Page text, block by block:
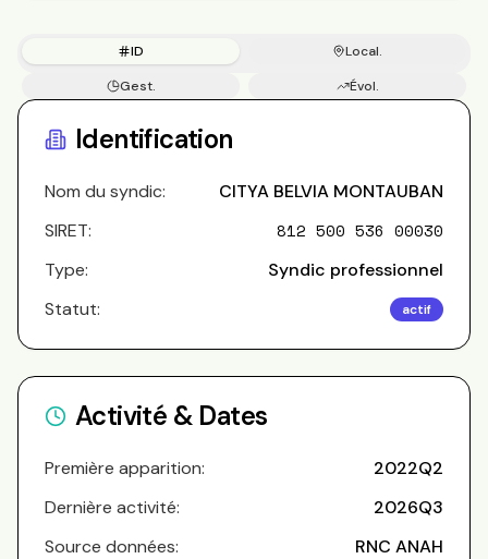
ID
Local.
Gest.
Évol.
Identification
Nom du syndic:
CITYA BELVIA MONTAUBAN
SIRET:
812 500 536 00030
Type:
Syndic professionnel
Statut:
actif
Activité & Dates
Première apparition:
2022Q2
Dernière activité:
2026Q3
Source données:
RNC ANAH